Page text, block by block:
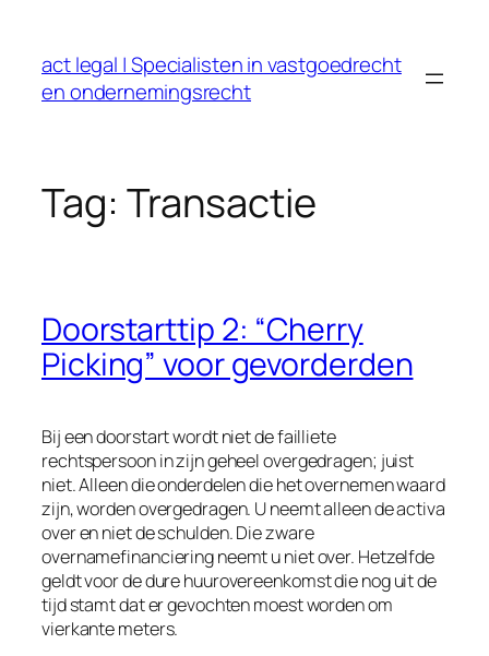
inhoud
act legal | Specialisten in vastgoedrecht
en ondernemingsrecht
Tag: Transactie
Doorstarttip 2: “Cherry
Picking” voor gevorderden
Bij een doorstart wordt niet de failliete
rechtspersoon in zijn geheel overgedragen; juist
niet. Alleen die onderdelen die het overnemen waard
zijn, worden overgedragen. U neemt alleen de activa
over en niet de schulden. Die zware
overnamefinanciering neemt u niet over. Hetzelfde
geldt voor de dure huurovereenkomst die nog uit de
tijd stamt dat er gevochten moest worden om
vierkante meters.